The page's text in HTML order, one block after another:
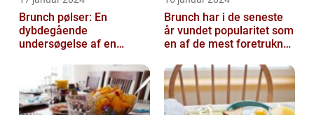
Brunch pølser: En
dybdegående
undersøgelse af en
drikkeentusiaster
Brunch har i de seneste
år vundet popularitet som
en af de mest foretrukne
drik...